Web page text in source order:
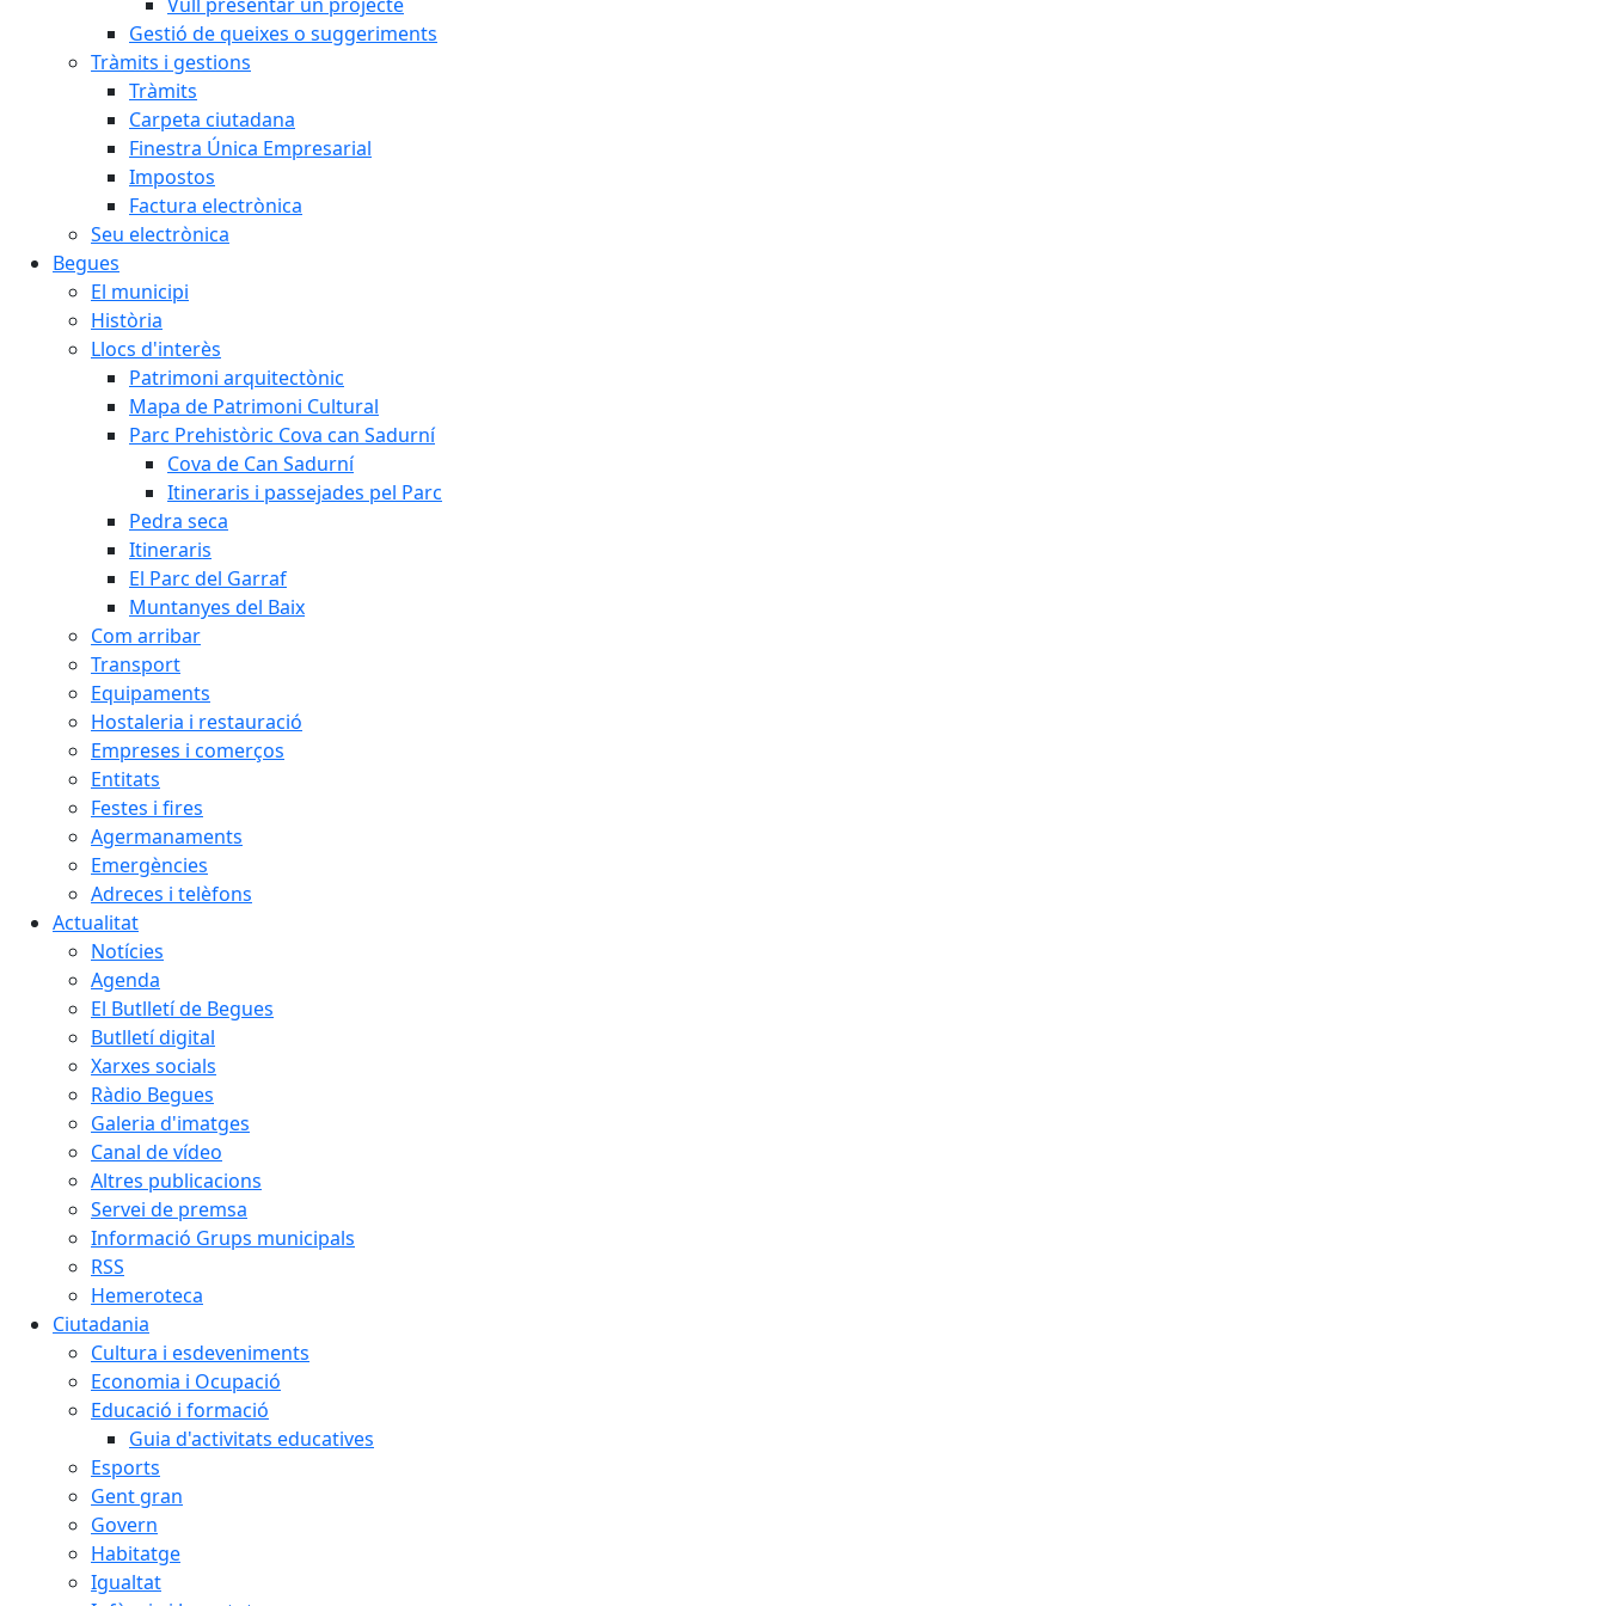
Gestió de queixes o suggeriments
Tràmits i gestions
Tràmits
Carpeta ciutadana
Finestra Única Empresarial
Impostos
Factura electrònica
Seu electrònica
Begues
El municipi
Història
Llocs d'interès
Patrimoni arquitectònic
Mapa de Patrimoni Cultural
Parc Prehistòric Cova can Sadurní
Cova de Can Sadurní
Itineraris i passejades pel Parc
Pedra seca
Itineraris
El Parc del Garraf
Muntanyes del Baix
Com arribar
Transport
Equipaments
Hostaleria i restauració
Empreses i comerços
Entitats
Festes i fires
Agermanaments
Emergències
Adreces i telèfons
Actualitat
Notícies
Agenda
El Butlletí de Begues
Butlletí digital
Xarxes socials
Ràdio Begues
Galeria d'imatges
Canal de vídeo
Altres publicacions
Servei de premsa
Informació Grups municipals
RSS
Hemeroteca
Ciutadania
Cultura i esdeveniments
Economia i Ocupació
Educació i formació
Guia d'activitats educatives
Esports
Gent gran
Govern
Habitatge
Igualtat